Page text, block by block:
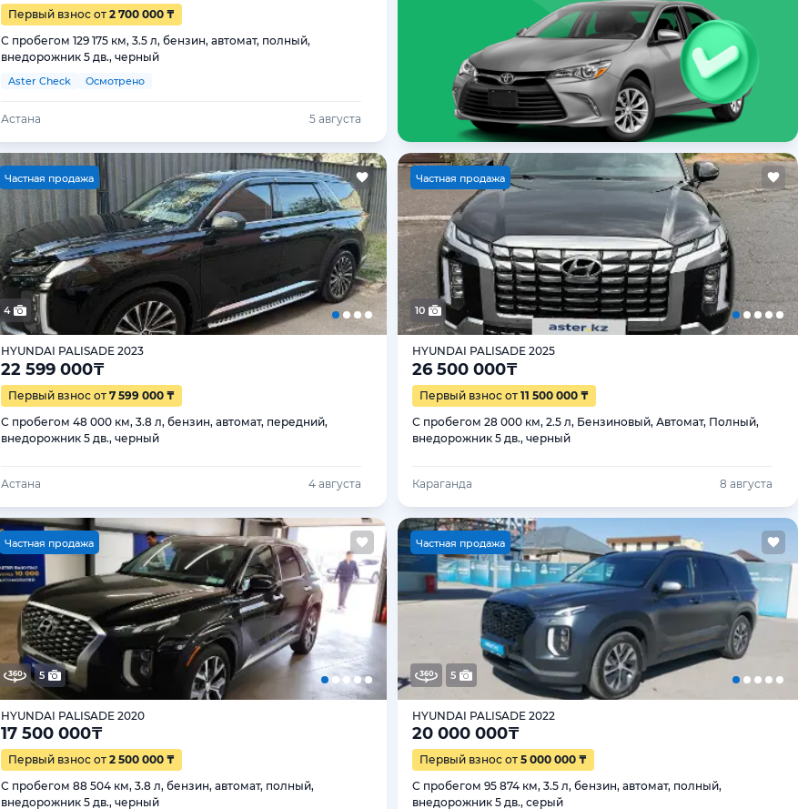
Первый взнос от 2 700 000 ₸
С пробегом 129 175 км, 3.5 л, бензин, автомат, полный,
внедорожник 5 дв., черный
Aster Check Осмотрено
Астана 5 августа
Частная продажа
4
HYUNDAI PALISADE 2023
22 599 000₸
Первый взнос от 7 599 000 ₸
С пробегом 48 000 км, 3.8 л, бензин, автомат, передний,
внедорожник 5 дв., черный
Астана 4 августа
Частная продажа
10
HYUNDAI PALISADE 2025
26 500 000₸
Первый взнос от 11 500 000 ₸
С пробегом 28 000 км, 2.5 л, Бензиновый, Автомат, Полный,
внедорожник 5 дв., черный
Караганда 8 августа
Частная продажа
5
HYUNDAI PALISADE 2020
17 500 000₸
Первый взнос от 2 500 000 ₸
С пробегом 88 504 км, 3.8 л, бензин, автомат, полный,
внедорожник 5 дв., черный
Частная продажа
5
HYUNDAI PALISADE 2022
20 000 000₸
Первый взнос от 5 000 000 ₸
С пробегом 95 874 км, 3.5 л, бензин, автомат, полный,
внедорожник 5 дв., серый